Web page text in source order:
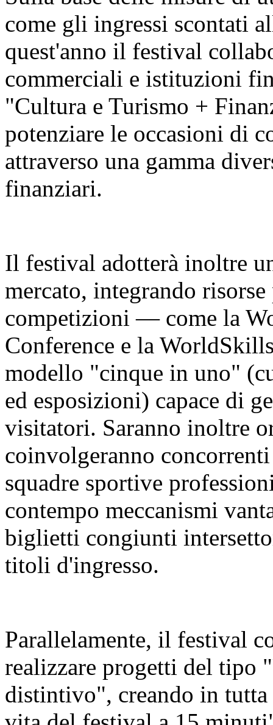
come gli ingressi scontati
quest'anno il festival
commerciali e istituzioni
"Cultura e Turismo +
potenziare le occasioni di
attraverso una gamma
finanziari.
Il festival adotterà inoltre
mercato, integrando
competizioni — come la
Conference e la
modello "cinque in uno"
ed esposizioni) capace di
visitatori. Saranno inoltre
coinvolgeranno
squadre sportive
contempo meccanismi
biglietti congiunti
titoli d'ingresso.
Parallelamente, il festival
realizzare progetti del tipo
distintivo", creando in